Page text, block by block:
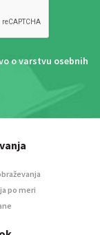
o varstvu osebnih
po meri